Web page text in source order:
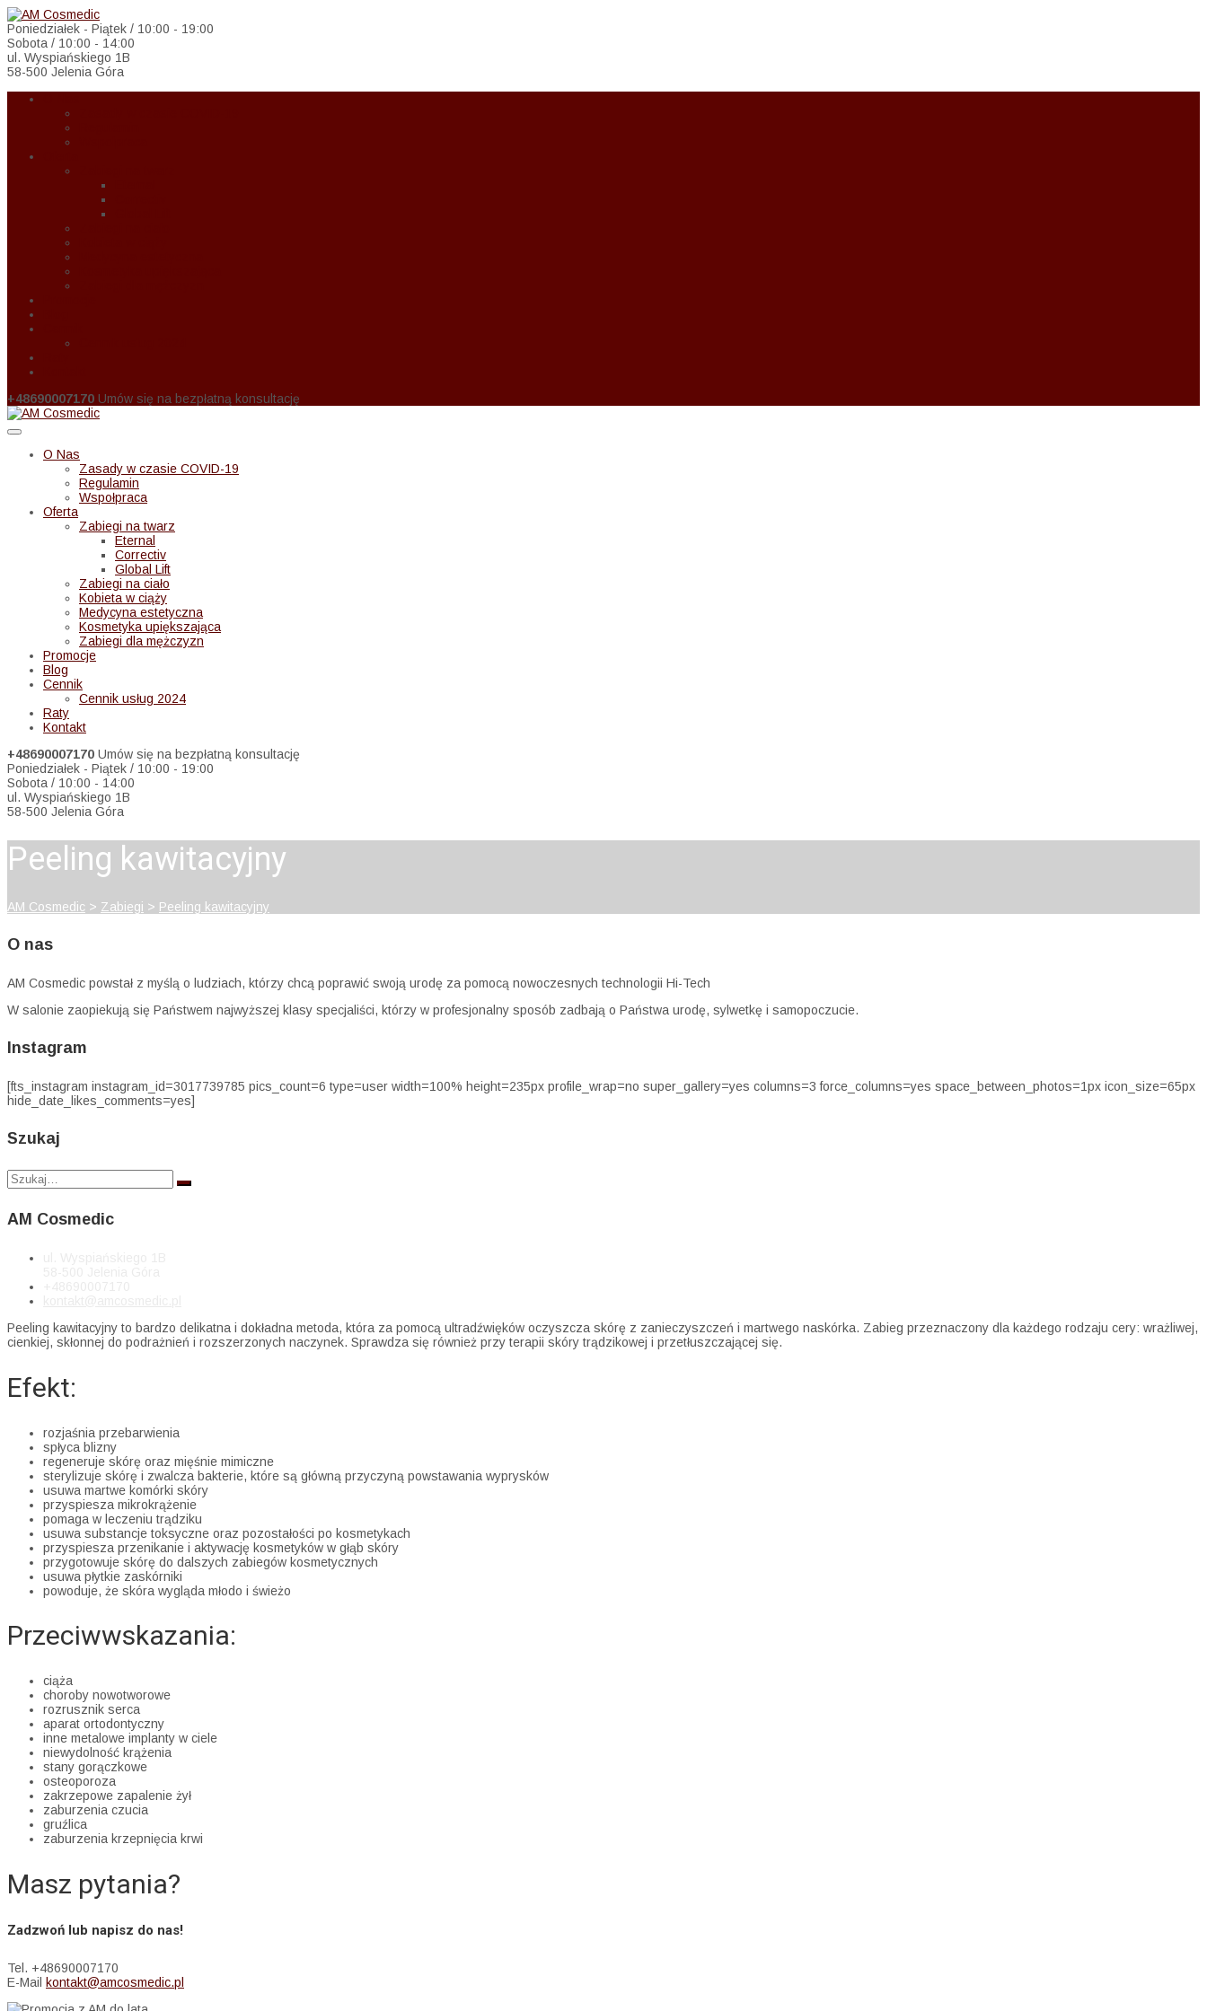
Poniedziałek - Piątek / 10:00 - 19:00
Sobota / 10:00 - 14:00
ul. Wyspiańskiego 1B
58-500 Jelenia Góra
+48690007170 Umów się na bezpłatną konsultację
O Nas
Zasady w czasie COVID-19
Regulamin
Wspołpraca
Oferta
Zabiegi na twarz
Eternal
Correctiv
Global Lift
Zabiegi na ciało
Kobieta w ciąży
Medycyna estetyczna
Kosmetyka upiększająca
Zabiegi dla mężczyzn
Promocje
Blog
Cennik
Cennik usług 2024
Raty
Kontakt
+48690007170 Umów się na bezpłatną konsultację
Poniedziałek - Piątek / 10:00 - 19:00
Sobota / 10:00 - 14:00
ul. Wyspiańskiego 1B
58-500 Jelenia Góra
Peeling kawitacyjny
AM Cosmedic > Zabiegi > Peeling kawitacyjny
O nas
AM Cosmedic powstał z myślą o ludziach, którzy chcą poprawić swoją urodę za pomocą nowoczesnych technologii Hi-Tech
W salonie zaopiekują się Państwem najwyższej klasy specjaliści, którzy w profesjonalny sposób zadbają o Państwa urodę, sylwetkę i samopoczucie.
Instagram
[fts_instagram instagram_id=3017739785 pics_count=6 type=user width=100% height=235px profile_wrap=no super_gallery=yes columns=3 force_columns=yes space_between_photos=1px icon_size=65px
hide_date_likes_comments=yes]
Szukaj
AM Cosmedic
Peeling kawitacyjny to bardzo delikatna i dokładna metoda, która za pomocą ultradźwięków oczyszcza skórę z zanieczyszczeń i martwego naskórka. Zabieg przeznaczony dla każdego rodzaju cery: wrażliwej,
cienkiej, skłonnej do podrażnień i rozszerzonych naczynek. Sprawdza się również przy terapii skóry trądzikowej i przetłuszczającej się.
Efekt:
rozjaśnia przebarwienia
spłyca blizny
regeneruje skórę oraz mięśnie mimiczne
sterylizuje skórę i zwalcza bakterie, które są główną przyczyną powstawania wyprysków
usuwa martwe komórki skóry
przyspiesza mikrokrążenie
pomaga w leczeniu trądziku
usuwa substancje toksyczne oraz pozostałości po kosmetykach
przyspiesza przenikanie i aktywację kosmetyków w głąb skóry
przygotowuje skórę do dalszych zabiegów kosmetycznych
usuwa płytkie zaskórniki
powoduje, że skóra wygląda młodo i świeżo
Przeciwwskazania:
ciąża
choroby nowotworowe
rozrusznik serca
aparat ortodontyczny
inne metalowe implanty w ciele
niewydolność krążenia
stany gorączkowe
osteoporoza
zakrzepowe zapalenie żył
zaburzenia czucia
gruźlica
zaburzenia krzepnięcia krwi
Masz pytania?
Zadzwoń lub napisz do nas!
Tel. +48690007170
E-Mail
kontakt@amcosmedic.pl